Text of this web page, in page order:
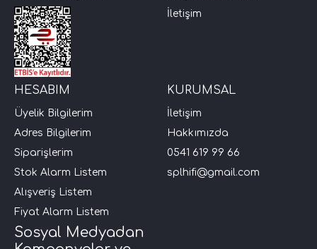
İletişim
HESABIM
Üyelik Bilgilerim
Adres Bilgilerim
Siparişlerim
Stok Alarm Listem
Alışveriş Listem
Fiyat Alarm Listem
KURUMSAL
İletişim
Hakkımızda
0541 619 99 66
splhifi@gmail.com
Sosyal Medyadan